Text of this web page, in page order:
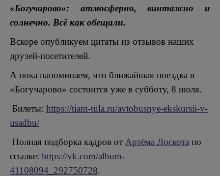
«Богучарово»: атмосферно, винтажно и
солнечно. Всё как обещали.
Вскоре опубликуем цитаты из отзывов наших
друзей-посетителей.
А пока напоминаем, что ближайшая поездка в
«Богучарово» состоится уже в субботу, 8 июля.
Билеты: https://tiam-tula.ru/avtobusnye-ekskursii-v-
usadbu/
Полная подборка кадров от Артёма Лоскота по
ссылке: https://vk.com/album-
41108094_292750728.